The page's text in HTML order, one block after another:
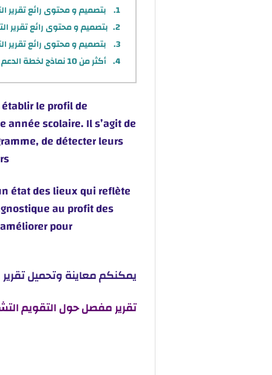
بتصميم و محتوى رائع تقرير
بتصميم و محتوى رائع تقرير
بتصميم و محتوى رائع تقرير
أكثر من 10 نماذج لخطة الدعم باللغتين العربية و الفرنسية في ملف واحد وقابلة للتعديل
le profil de
scolaire. Il s’agit de
de détecter leurs
état des lieux qui reflète
au profit des
pour
يمكنكم معاينة وتحميل
تقرير مفصل حول التقويم